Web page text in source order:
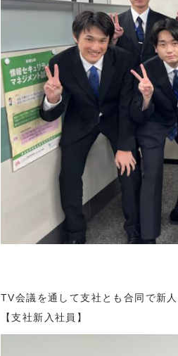
TV会議を通して支社とも合同で新人
【支社新入社員】